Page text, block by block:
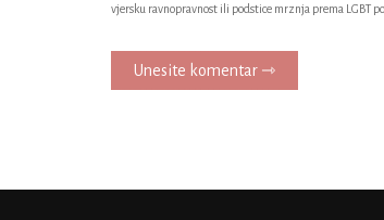
vjersku ravnopravnost ili podstice mrznja prema LGBT
Unesite komentar ⇾